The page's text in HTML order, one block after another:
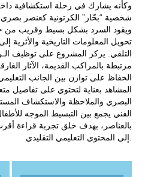
وكأنه يشارك في رحلة استكشافية
شخصية “بحّار” الكرتونية كعنصر
ويقود السرد بشكل بسيط وقريب من
تحويل المعلومات التاريخية والأثرية
التلقي. يركز المشروع على توظيف
مرتبطة بالمراكب القديمة، الآثار
الحفاظ على توازن بين الجانب
المشاهد بعناية لتحتوي على تفاصيل
البصري والملاحظة والاستكشاف
الفني يجمع بين التبسيط الموجه
بالعناصر، بهدف خلق تجربة قراءة
إلى المحتوى التعليمي التقليدي.